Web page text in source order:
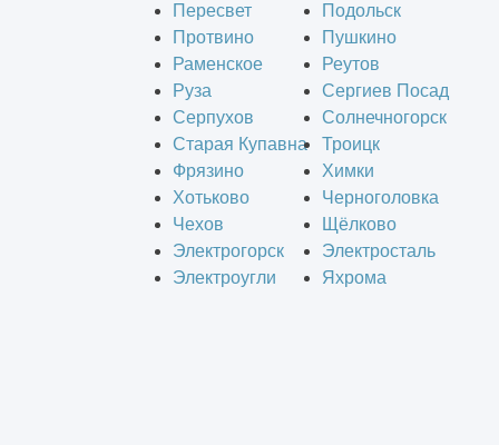
Пересвет
Подольск
Протвино
Пушкино
Раменское
Реутов
Руза
Сергиев Посад
Серпухов
Солнечногорск
Старая Купавна
Троицк
Фрязино
Химки
Хотьково
Черноголовка
Чехов
Щёлково
Электрогорск
Электросталь
Электроугли
Яхрома